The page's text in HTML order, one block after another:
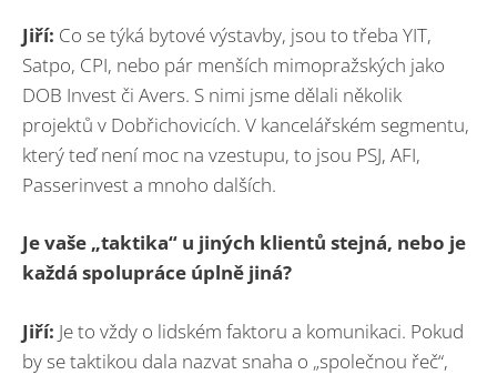
Jiří: Co se týká bytové výstavby, jsou to třeba YIT,
Satpo, CPI, nebo pár menších mimopražských jako
DOB Invest či Avers. S nimi jsme dělali několik
projektů v Dobřichovicích. V kancelářském segmentu,
který teď není moc na vzestupu, to jsou PSJ, AFI,
Passerinvest a mnoho dalších.
Je vaše „taktika“ u jiných klientů stejná, nebo je
každá spolupráce úplně jiná?
Jiří: Je to vždy o lidském faktoru a komunikaci. Pokud
by se taktikou dala nazvat snaha o „společnou řeč“,